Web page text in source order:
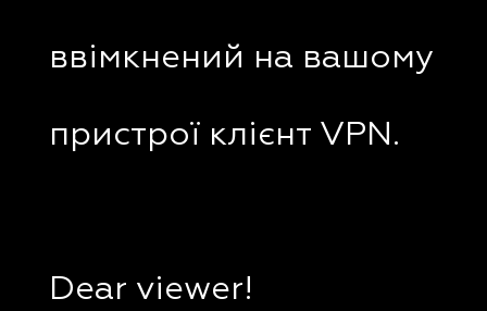
ввімкнений на вашому
пристрої клієнт VPN.
Dear viewer!